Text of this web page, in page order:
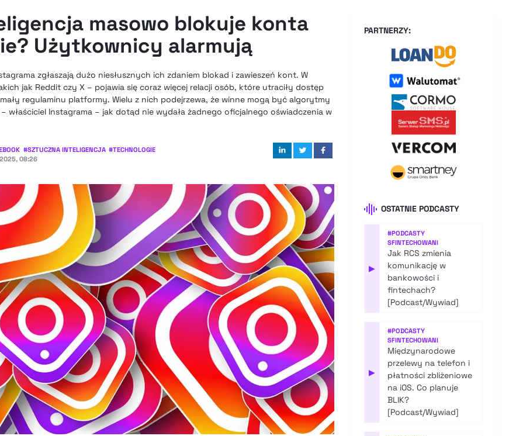
masowo blokuje konta
Użytkownicy alarmują
zgłaszają dużo niesłusznych ich zdaniem blokad i zawieszeń kont. W
jak Reddit czy X – pojawia się coraz więcej relacji osób, które utraciły dostęp
regulaminu platformy. Wielu z nich podejrzewa, że winne mogą być algorytmy
właściciel Instagrama – jak dotąd nie wydała żadnego oficjalnego oświadczenia w
#SZTUCZNA INTELIGENCJA #TECHNOLOGIE
2025, 08:26
PARTNERZY:
OSTATNIE PODCASTY
▶
#PODCASTY
SFINTECHOWANI
Jak RCS zmienia
komunikację w
bankowości i
fintechach?
[Podcast/Wywiad]
▶
#PODCASTY
SFINTECHOWANI
Międzynarodowe
przelewy na telefon i
płatności zbliżeniowe
na iOS. Co planuje
BLIK?
[Podcast/Wywiad]